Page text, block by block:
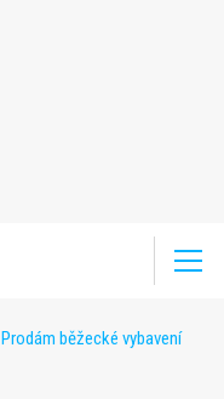
Prodám běžecké vybavení